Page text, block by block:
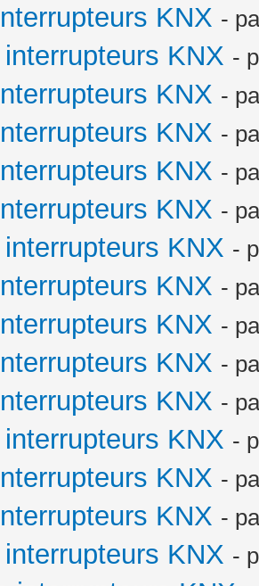
KNX -
KNX -
KNX -
KNX -
KNX -
KNX -
KNX -
KNX -
KNX -
KNX -
KNX -
KNX -
KNX -
KNX -
KNX -